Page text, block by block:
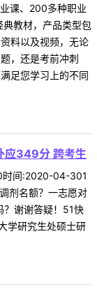
课、200多种职业
教材，产品类型包
料以及视频，无论
，还是考前冲刺
足您学习上的不同
应349分 跨考生
时间:2020-04-301
剂名额？一志愿对
？谢谢答疑！51快
学研究生处硕士研